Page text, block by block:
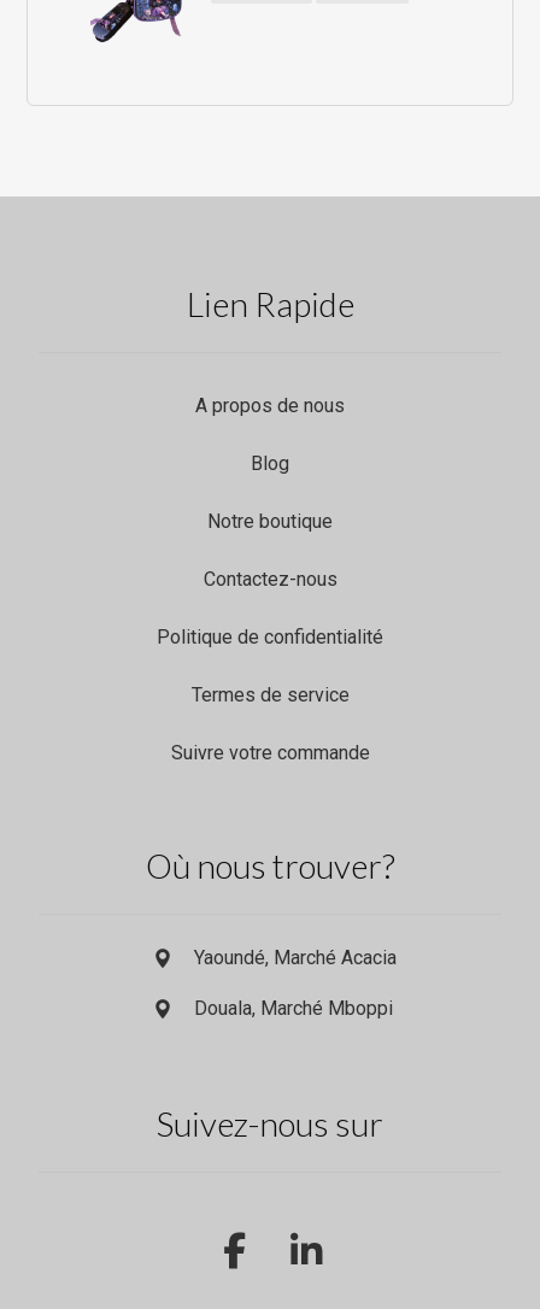
Lien Rapide
A propos de nous
Blog
Notre boutique
Contactez-nous
Politique de confidentialité
Termes de service
Suivre votre commande
Où nous trouver?
Yaoundé, Marché Acacia
Douala, Marché Mboppi
Suivez-nous sur